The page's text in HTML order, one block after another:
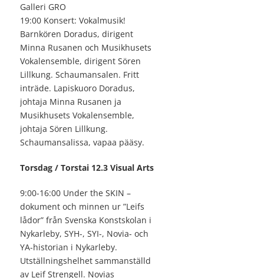
Galleri GRO
19:00 Konsert: Vokalmusik!
Barnkören Doradus, dirigent
Minna Rusanen och Musikhusets
Vokalensemble, dirigent Sören
Lillkung. Schaumansalen. Fritt
inträde. Lapiskuoro Doradus,
johtaja Minna Rusanen ja
Musikhusets Vokalensemble,
johtaja Sören Lillkung.
Schaumansalissa, vapaa pääsy.
Torsdag / Torstai 12.3 Visual Arts
9:00-16:00 Under the SKIN –
dokument och minnen ur ”Leifs
lådor” från Svenska Konstskolan i
Nykarleby, SYH-, SYI-, Novia- och
YA-historian i Nykarleby.
Utställningshelhet sammanställd
av Leif Strengell. Novias